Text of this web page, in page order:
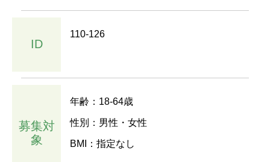
ID
110-126
募集対
象
年齢：18-64歳
性別：男性・女性
BMI：指定なし